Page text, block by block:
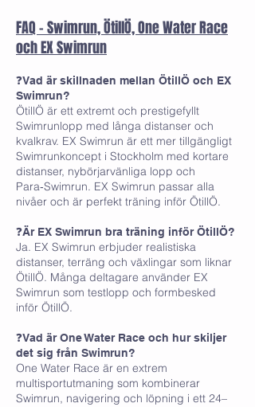
FAQ – Swimrun, ÖtillÖ, One Water Race
och EX Swimrun
❓Vad är skillnaden mellan ÖtillÖ och EX
Swimrun?
ÖtillÖ är ett extremt och prestigefyllt
Swimrunlopp med långa distanser och
kvalkrav. EX Swimrun är ett mer tillgängligt
Swimrunkoncept i Stockholm med kortare
distanser, nybörjarvänliga lopp och
Para‑Swimrun. EX Swimrun passar alla
nivåer och är perfekt träning inför ÖtillÖ.
❓Är EX Swimrun bra träning inför ÖtillÖ?
Ja. EX Swimrun erbjuder realistiska
distanser, terräng och växlingar som liknar
ÖtillÖ. Många deltagare använder EX
Swimrun som testlopp och formbesked
inför ÖtillÖ.
❓Vad är One Water Race och hur skiljer
det sig från Swimrun?
One Water Race är en extrem
multisportutmaning som kombinerar
Swimrun, navigering och löpning i ett 24–